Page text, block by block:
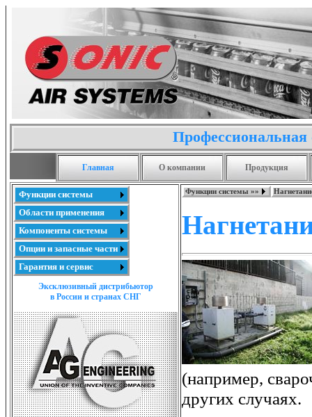
Профессиональная
Главная О компании Продукция
Функции системы
Области применения
Компоненты системы
Опции и запасные части
Гарантия и сервис
Эксклюзивный дистрибьютор
в России и странах СНГ
Функции системы »»
(например,
других случаях.